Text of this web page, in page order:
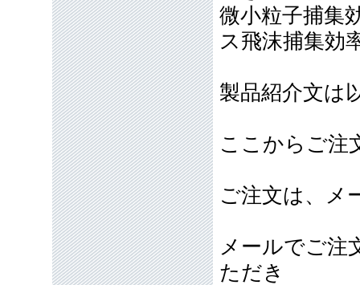
微小粒子捕集
ス飛沫捕集効
製品紹介文は
ここからご注
ご注文は、メ
メールでご注
ただき